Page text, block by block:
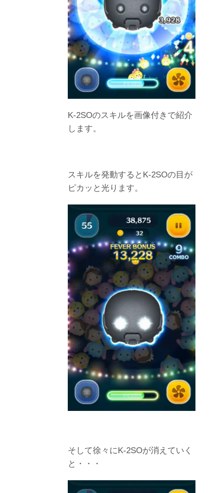
K-2SOのスキルを画像付きで紹介
します。
スキルを発動するとK-2SOの目が
ピカッと光ります。
そして徐々にK-2SOが消えていく
と・・・